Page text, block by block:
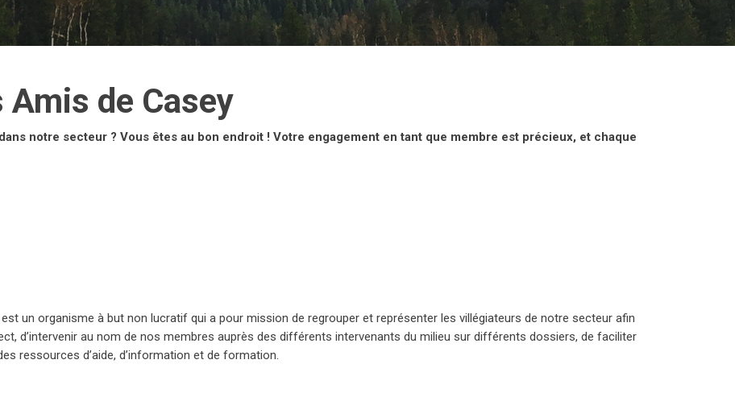
de Casey
notre secteur ? Vous êtes au bon endroit ! Votre engagement en tant que membre est précieux, et chaque
est un organisme à but non lucratif qui a pour mission de regrouper et représenter les villégiateurs de notre secteur afin
d’intervenir au nom de nos membres auprès des différents intervenants du milieu sur différents dossiers, de faciliter
ressources d’aide, d’information et de formation.